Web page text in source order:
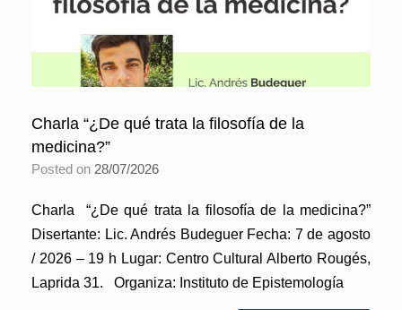
Charla “¿De qué trata la filosofía de la
medicina?”
Posted on 28/07/2026
Charla “¿De qué trata la filosofía de la medicina?”
Disertante: Lic. Andrés Budeguer Fecha: 7 de agosto
/ 2026 – 19 h Lugar: Centro Cultural Alberto Rougés,
Laprida 31. Organiza: Instituto de Epistemología